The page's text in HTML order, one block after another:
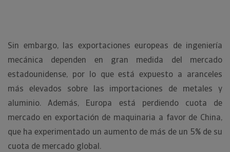
Sin embargo, las exportaciones europeas de ingeniería
mecánica dependen en gran medida del mercado
estadounidense, por lo que está expuesto a aranceles
más elevados sobre las importaciones de metales y
aluminio. Además, Europa está perdiendo cuota de
mercado en exportación de maquinaria a favor de China,
que ha experimentado un aumento de más de un 5% de su
cuota de mercado global.